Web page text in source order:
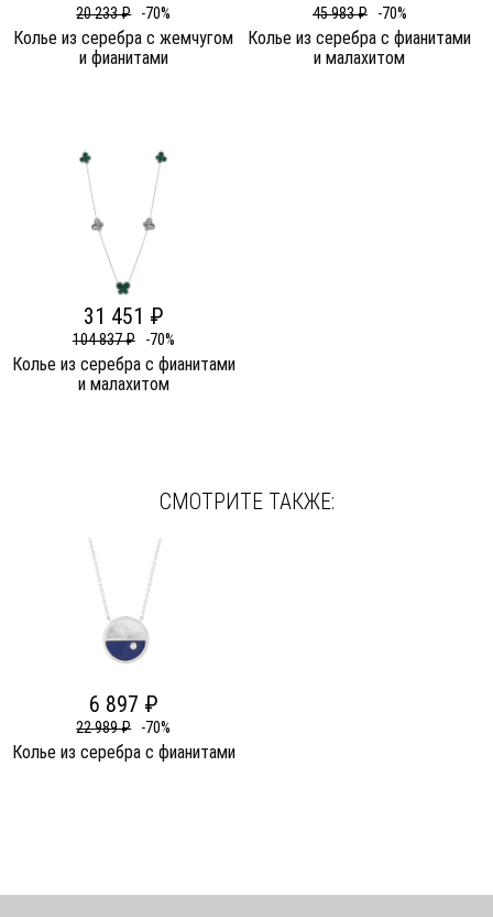
20 233 ₽ -70%
Колье из серебра c жемчугом
и фианитами
45 983 ₽ -70%
Колье из серебра c фианитами
и малахитом
31 451 ₽
104 837 ₽ -70%
Колье из серебра c фианитами
и малахитом
СМОТРИТЕ ТАКЖЕ:
6 897 ₽
22 989 ₽ -70%
Колье из серебра c фианитами